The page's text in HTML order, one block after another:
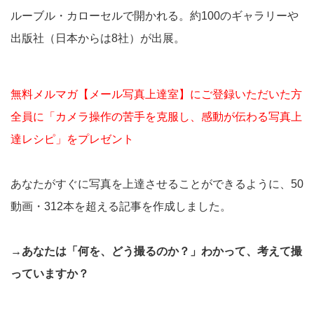
ルーブル・カローセルで開かれる。約100のギャラリーや
出版社（日本からは8社）が出展。
無料メルマガ【メール写真上達室】にご登録いただいた方
全員に「カメラ操作の苦手を克服し、感動が伝わる写真上
達レシピ」をプレゼント
あなたがすぐに写真を上達させることができるように、50
動画・312本を超える記事を作成しました。
→あなたは「何を、どう撮るのか？」わかって、考えて撮
っていますか？